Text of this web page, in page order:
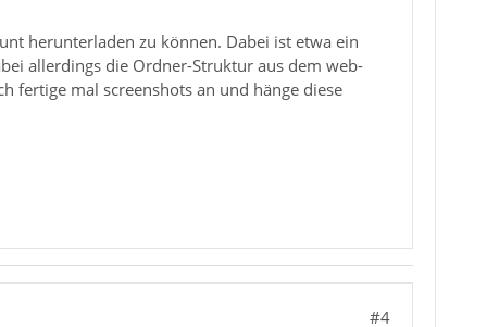
herunterladen zu können. Dabei ist etwa ein
allerdings die Ordner-Struktur aus dem web-
fertige mal screenshots an und hänge diese
#4